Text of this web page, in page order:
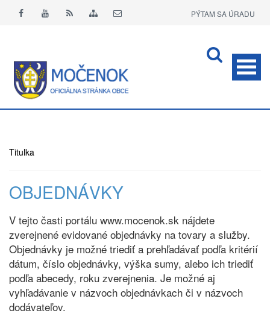
PÝTAM SA ÚRADU
Titulka
OBJEDNÁVKY
V tejto časti portálu www.mocenok.sk nájdete
zverejnené evidované objednávky na tovary a služby.
Objednávky je možné triediť a prehľadávať podľa kritérií
dátum, číslo objednávky, výška sumy, alebo ich triediť
podľa abecedy, roku zverejnenia. Je možné aj
vyhľadávanie v názvoch objednávkach či v názvoch
dodávateľov.